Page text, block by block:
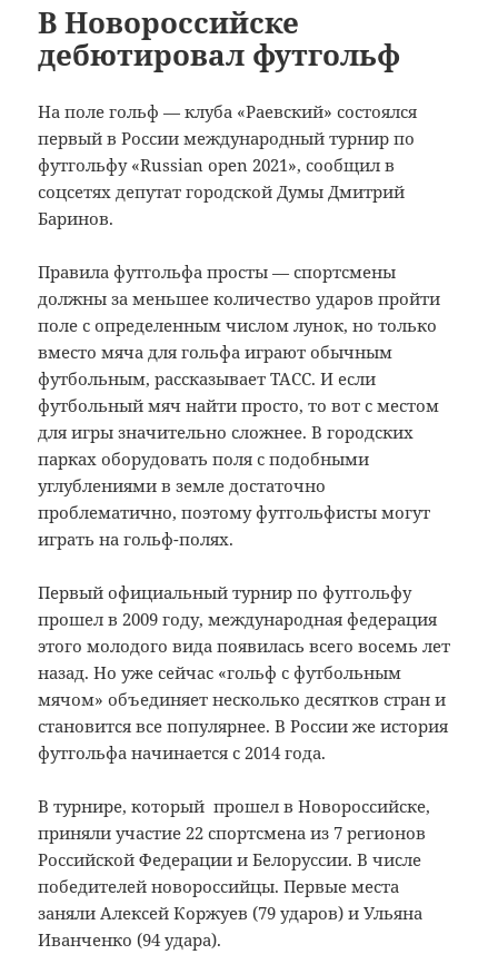
В Новороссийске
дебютировал футгольф
На поле гольф — клуба «Раевский» состоялся
первый в России международный турнир по
футгольфу «Russian open 2021», сообщил в
соцсетях депутат городской Думы Дмитрий
Баринов.
Правила футгольфа просты — спортсмены
должны за меньшее количество ударов пройти
поле с определенным числом лунок, но только
вместо мяча для гольфа играют обычным
футбольным, рассказывает ТАСС. И если
футбольный мяч найти просто, то вот с местом
для игры значительно сложнее. В городских
парках оборудовать поля с подобными
углублениями в земле достаточно
проблематично, поэтому футгольфисты могут
играть на гольф-полях.
Первый официальный турнир по футгольфу
прошел в 2009 году, международная федерация
этого молодого вида появилась всего восемь лет
назад. Но уже сейчас «гольф с футбольным
мячом» объединяет несколько десятков стран и
становится все популярнее. В России же история
футгольфа начинается с 2014 года.
В турнире, который прошел в Новороссийске,
приняли участие 22 спортсмена из 7 регионов
Российской Федерации и Белоруссии. В числе
победителей новороссийцы. Первые места
заняли Алексей Коржуев (79 ударов) и Ульяна
Иванченко (94 удара).